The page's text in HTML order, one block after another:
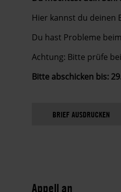
Hier kannst du deinen
Du hast Probleme
Achtung: Bitte prüfe
Bitte abschicken bis:
BRIEF AUSDRUCKEN
Appell an